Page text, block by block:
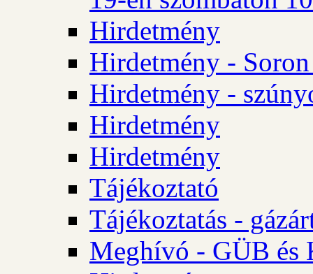
Hirdetmény
Hirdetmény -
Hirdetmény -
Hirdetmény
Hirdetmény
Tájékoztató
Tájékoztatás -
Meghívó - GÜB és